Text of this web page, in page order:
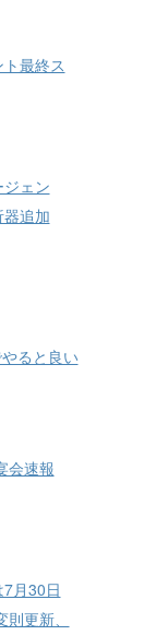
ト最終ス
ジェン
器追加
ると良い
会速報
7月30日
更新、